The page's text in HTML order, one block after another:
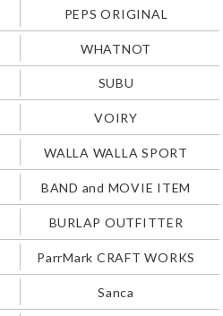
PEPS ORIGINAL
WHATNOT
SUBU
VOIRY
WALLA WALLA SPORT
BAND and MOVIE ITEM
BURLAP OUTFITTER
ParrMark CRAFT WORKS
Sanca